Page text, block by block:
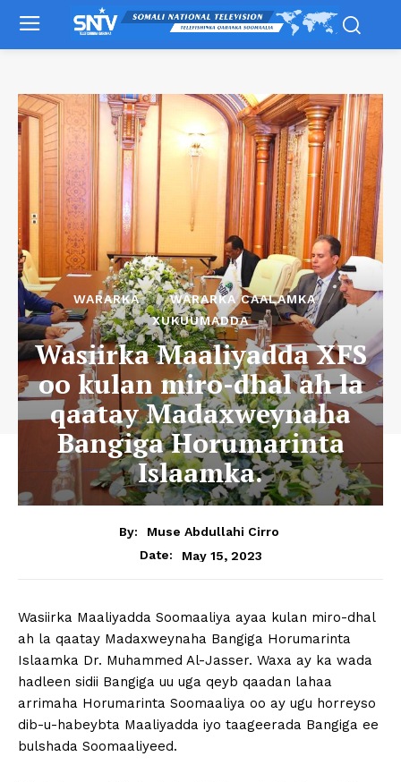
WARARKA
WARARKA CAALAMKA
XUKUUMADDA
Wasiirka Maaliyadda XFS
oo kulan miro-dhal ah la
qaatay Madaxweynaha
Bangiga Horumarinta
Islaamka.
By:
Muse Abdullahi Cirro
Date:
May 15, 2023
Wasiirka Maaliyadda Soomaaliya ayaa kulan miro-dhal
ah la qaatay Madaxweynaha Bangiga Horumarinta
Islaamka Dr. Muhammed Al-Jasser. Waxa ay ka wada
hadleen sidii Bangiga uu uga qeyb qaadan lahaa
arrimaha Horumarinta Soomaaliya oo ay ugu horreyso
dib-u-habeybta Maaliyadda iyo taageerada Bangiga ee
bulshada Soomaaliyeed.